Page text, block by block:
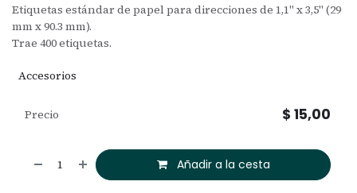
Etiquetas estándar de papel para direcciones de 1,1" x 3,5" (29
mm x 90.3 mm).
Trae 400 etiquetas.
Accesorios
Añadir a la cesta
Precio $ 15,00